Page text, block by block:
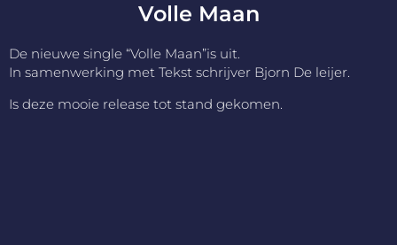
Volle Maan
De nieuwe single “Volle Maan”is uit.
In samenwerking met Tekst schrijver Bjorn De leijer.
Is deze mooie release tot stand gekomen.